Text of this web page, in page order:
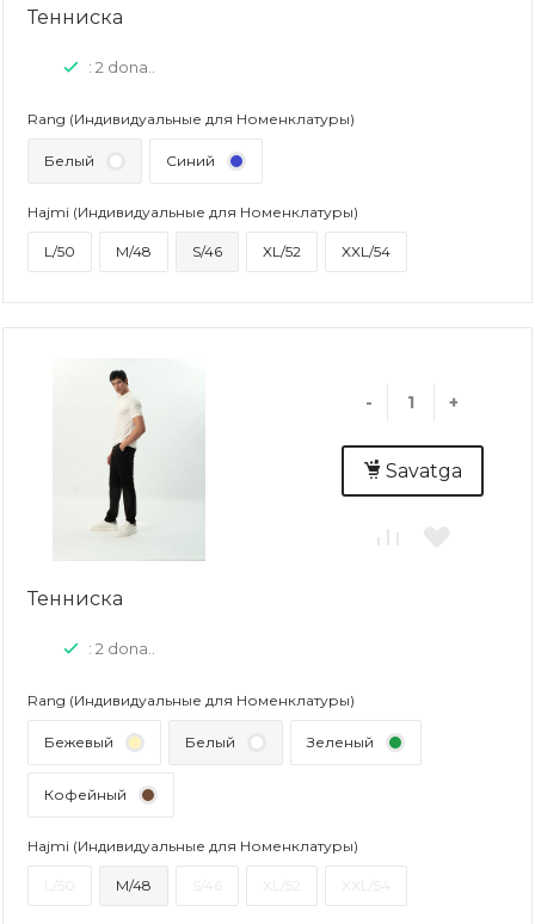
Тенниска
: 2 dona..
Rang (Индивидуальные для Номенклатуры)
Белый Синий
Hajmi (Индивидуальные для Номенклатуры)
L/50 M/48 S/46 XL/52 XXL/54
- +
Savatga
Тенниска
: 2 dona..
Rang (Индивидуальные для Номенклатуры)
Бежевый Белый Зеленый
Кофейный
Hajmi (Индивидуальные для Номенклатуры)
M/48